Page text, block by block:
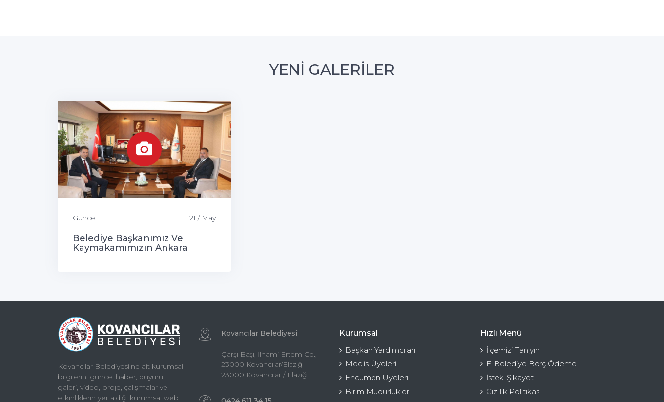
YENİ GALERİLER
Güncel 21 / May
Belediye Başkanımız Ve
Kaymakamımızın Ankara
Kovancılar Belediyesi'ne ait kurumsal
bilgilerin, güncel haber, duyuru,
galeri, video, proje, çalışmalar ve
etkinliklerin yer aldığı kurumsal web
Kovancılar Belediyesi
Çarşı Başı, İlhami Ertem Cd.,
23000 Kovancılar/Elazığ
23000 Kovancılar / Elazığ
Kurumsal
Başkan Yardımcıları
Meclis Üyeleri
Encümen Üyeleri
Birim Müdürlükleri
Hızlı Menü
İlçemizi Tanıyın
E-Belediye Borç Ödeme
İstek-Şikayet
Gizlilik Politikası